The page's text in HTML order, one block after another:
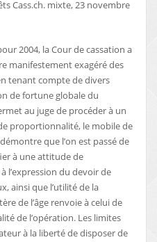
Cass.ch. mixte, 23 novembre
2004, la Cour de cassation a
manifestement exagéré des
tenant compte de divers
de fortune globale du
au juge de procéder à un
proportionnalité, le mobile de
que l’on est passé de
à une attitude de
l’expression du devoir de
ainsi que l’utilité de la
de l’âge renvoie à celui de
de l’opération. Les limites
à la liberté de disposer de